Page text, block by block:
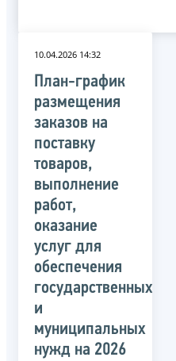
10.04.2026 14:32
План-график
размещения
заказов на
поставку
товаров,
выполнение
работ,
оказание
услуг для
обеспечения
государственных
и
муниципальных
нужд на 2026